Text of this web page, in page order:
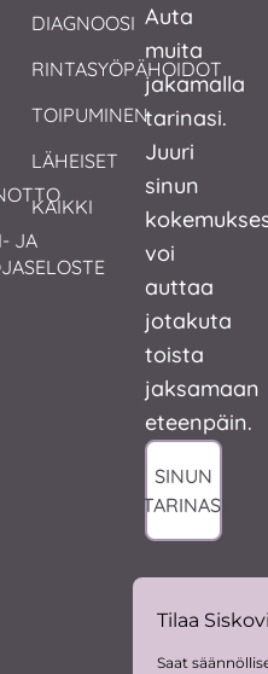
JA
DIAGNOOSI
RINTASYÖPÄHOIDOT
TOIPUMINEN
LÄHEISET
KAIKKI
Auta
muita
jakamalla
tarinasi.
Juuri
sinun
voi
auttaa
jotakuta
toista
jaksamaan
eteenpäin.
SINUN
TARINASI
Tilaa
Saat